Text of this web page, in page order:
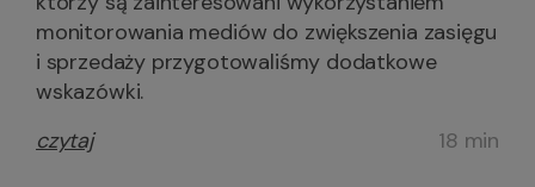
monitorowania mediów do zwiększenia zasięgu
i sprzedaży przygotowaliśmy dodatkowe
wskazówki.
czytaj
18 min